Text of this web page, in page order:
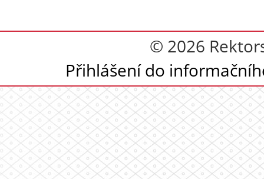
© 2026
Přihlášení do